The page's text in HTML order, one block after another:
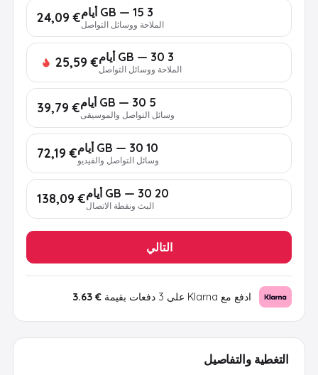
التغطية والتفاصيل
3 GB — 15 أيام
الملاحة ووسائل التواصل€ 24,09
3 GB — 30 أيام
الملاحة ووسائل التواصل€ 25,59
5 GB — 30 أيام
وسائل التواصل والموسيقى€ 39,79
10 GB — 30 أيام
وسائل التواصل والفيديو€ 72,19
20 GB — 30 أيام
البث ونقطة الاتصال€ 138,09
التالي
ادفع مع Klarna على 3 دفعات بقيمة € 3.63